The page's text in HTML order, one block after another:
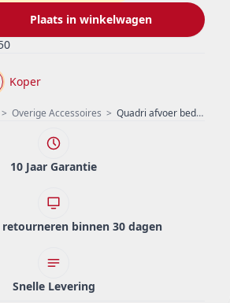
> Overige Accessoires > Quadri afvoer bedekking, korfplug kapje pvd koperen deksel voor putje 11,5cm 1208956041
Plaats in winkelwagen
Koper
10 Jaar Garantie
binnen 30 dagen
Snelle Levering